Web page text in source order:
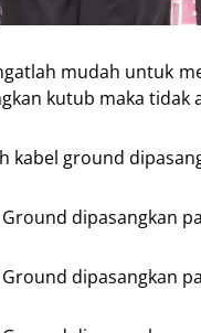
mudah untuk
kutub maka tidak
kabel ground
dipasangkan
dipasangkan